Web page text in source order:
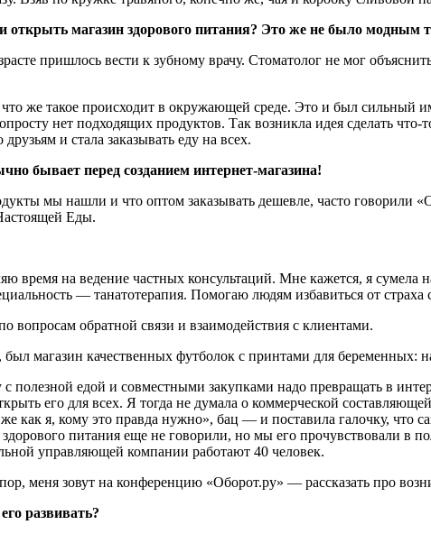
магазин здорового питания? Это же не было модным
пришлось вести к зубному врачу. Стоматолог не мог
же такое происходит в окружающей среде. Это и был сильный
нет подходящих продуктов. Так возникла идея сделать
и стала заказывать еду на всех.
бывает перед созданием интернет-магазина!
мы нашли и что оптом заказывать дешевле, часто
Еды.
время на ведение частных консультаций. Мне кажется, я сумела
— танатотерапия. Помогаю людям избавиться от страха
вопросам обратной связи и взаимодействия с клиентами.
магазин качественных футболок с принтами для беременных:
полезной едой и совместными закупками надо превращать в
его для всех. Я тогда не думала о коммерческой
как я, кому это правда нужно», бац — и поставила галочку, что
здорового питания еще не говорили, но мы его прочувствовали в
управляющей компании работают 40 человек.
меня зовут на конференцию «Оборот.ру» — рассказать про
развивать?